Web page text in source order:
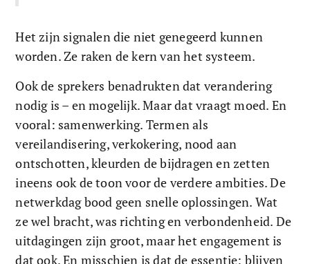
Het zijn signalen die niet genegeerd kunnen
worden. Ze raken de kern van het systeem.
Ook de sprekers benadrukten dat verandering
nodig is – en mogelijk. Maar dat vraagt moed. En
vooral: samenwerking. Termen als
vereilandisering, verkokering, nood aan
ontschotten, kleurden de bijdragen en zetten
ineens ook de toon voor de verdere ambities. De
netwerkdag bood geen snelle oplossingen. Wat
ze wel bracht, was richting en verbondenheid. De
uitdagingen zijn groot, maar het engagement is
dat ook. En misschien is dat de essentie: blijven